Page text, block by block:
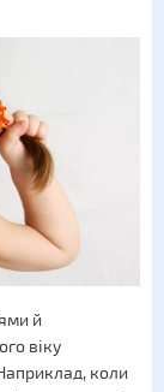
й
віку
коли